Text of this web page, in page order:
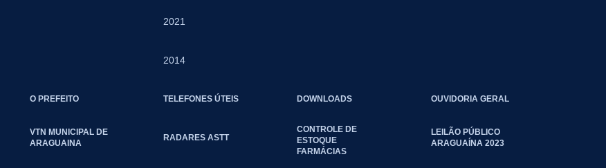
2021
2014
O PREFEITO TELEFONES ÚTEIS DOWNLOADS OUVIDORIA GERAL
VTN MUNICIPAL DE
ARAGUAINA
RADARES ASTT
CONTROLE DE
ESTOQUE
FARMÁCIAS
LEILÃO PÚBLICO
ARAGUAÍNA 2023